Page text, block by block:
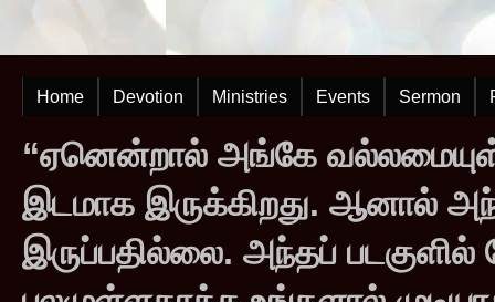
Home Devotion Ministries Events Sermon
“ஏனென்றால் அங்கே
இடமாக இருக்கிறது. ஆனால்
இருப்பதில்லை. அந்தப்